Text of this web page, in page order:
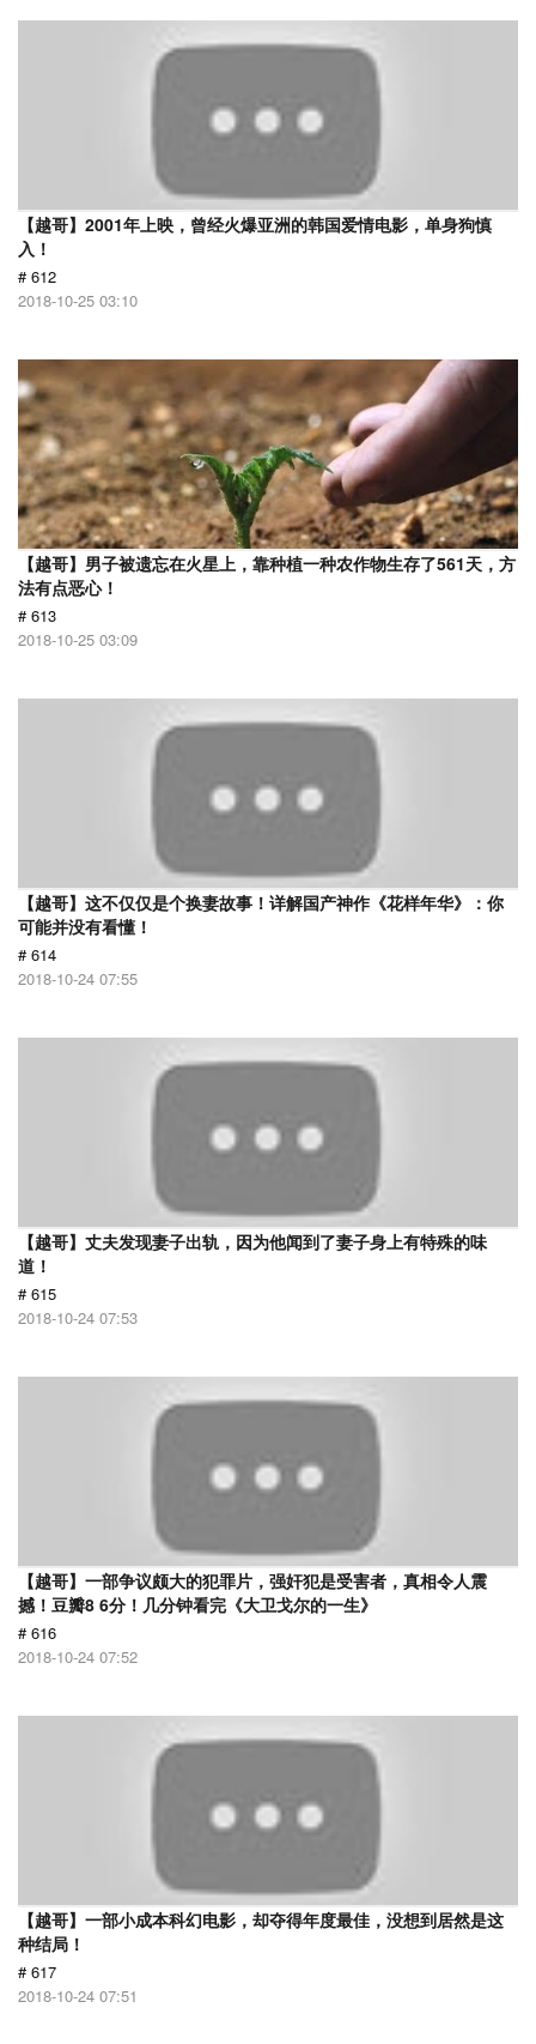
【越哥】2001年上映，曾经火爆亚洲的韩国爱情电影，单身狗慎
入！
# 612
2018-10-25 03:10
【越哥】男子被遗忘在火星上，靠种植一种农作物生存了561天，方
法有点恶心！
# 613
2018-10-25 03:09
【越哥】这不仅仅是个换妻故事！详解国产神作《花样年华》：你
可能并没有看懂！
# 614
2018-10-24 07:55
【越哥】丈夫发现妻子出轨，因为他闻到了妻子身上有特殊的味
道！
# 615
2018-10-24 07:53
【越哥】一部争议颇大的犯罪片，强奸犯是受害者，真相令人震
撼！豆瓣8 6分！几分钟看完《大卫戈尔的一生》
# 616
2018-10-24 07:52
【越哥】一部小成本科幻电影，却夺得年度最佳，没想到居然是这
种结局！
# 617
2018-10-24 07:51